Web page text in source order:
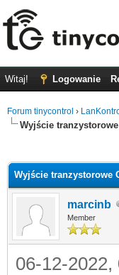
Witaj! Logowanie
Forum tinycontrol ›
Wyjście tranzystorowe
Wyjście tranzystorowe
marcinb
Member
06-12-2022,